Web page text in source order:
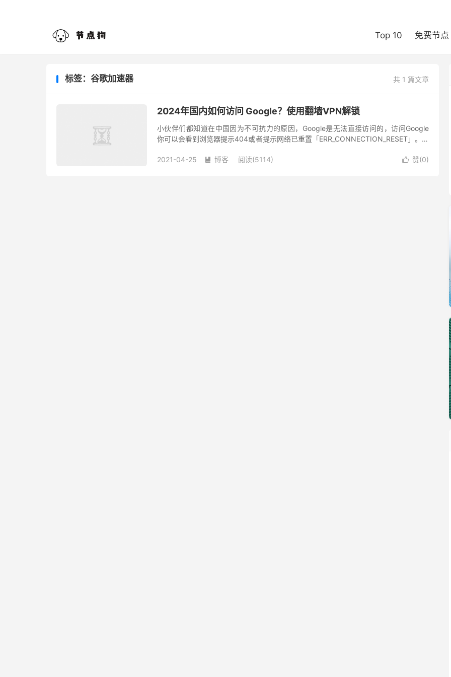
Top 10 免费节点
共 1 篇文章
标签：谷歌加速器
2024年国内如何访问 Google？使用翻墙VPN解锁
小伙伴们都知道在中国因为不可抗力的原因，Google是无法直接访问的，访问Google
你可以会看到浏览器提示404或者提示网络已重置「ERR_CONNECTION_RESET」。最
 赞(0)
2021-04-25  博客 阅读(5114)